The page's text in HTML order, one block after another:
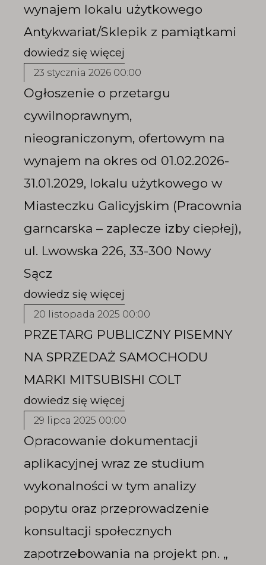
wynajem lokalu użytkowego
Antykwariat/Sklepik z pamiątkami
23 stycznia 2026 00:00
Ogłoszenie o przetargu
cywilnoprawnym,
nieograniczonym, ofertowym na
wynajem na okres od 01.02.2026-
31.01.2029, lokalu użytkowego w
Miasteczku Galicyjskim (Pracownia
garncarska – zaplecze izby ciepłej),
ul. Lwowska 226, 33-300 Nowy
Sącz
20 listopada 2025 00:00
PRZETARG PUBLICZNY PISEMNY
NA SPRZEDAŻ SAMOCHODU
MARKI MITSUBISHI COLT
29 lipca 2025 00:00
Opracowanie dokumentacji
aplikacyjnej wraz ze studium
wykonalności w tym analizy
popytu oraz przeprowadzenie
konsultacji społecznych
zapotrzebowania na projekt pn. „